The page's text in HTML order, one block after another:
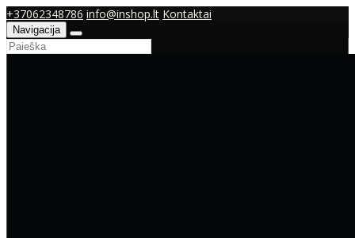
+37062348786 info@inshop.lt Kontaktai
Navigacija